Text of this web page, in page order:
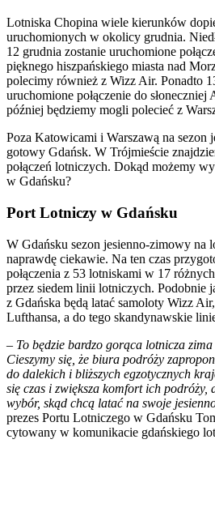
Lotniska Chopina wiele kierunków
uruchomionych w okolicy grudnia.
12 grudnia zostanie uruchomione
pięknego hiszpańskiego miasta nad
polecimy również z Wizz Air. Ponadto
uruchomione połączenie do
później będziemy mogli polecieć z
Poza Katowicami i Warszawą na sezon
gotowy Gdańsk. W Trójmieście
połączeń lotniczych. Dokąd możemy
w Gdańsku?
Port Lotniczy w Gdańsku
W Gdańsku sezon jesienno-zimowy na
naprawdę ciekawie. Na ten czas
połączenia z 53 lotniskami w 17
przez siedem linii lotniczych. Podobnie
z Gdańska będą latać samoloty Wizz
Lufthansa, a do tego skandynawskie
– To będzie bardzo gorąca lotnicza
Cieszymy się, że biura podróży
do dalekich i bliższych egzotycznych
się czas i zwiększa komfort ich podróży,
wybór, skąd chcą latać na swoje
prezes Portu Lotniczego w Gdańsku
cytowany w komunikacie gdańskiego